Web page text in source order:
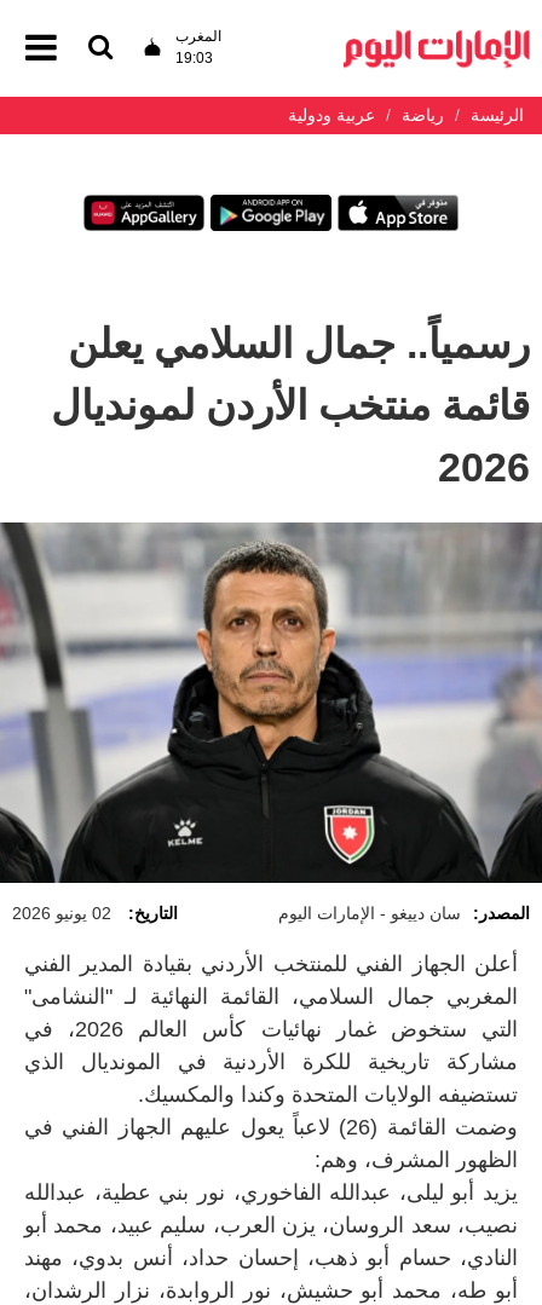
المغرب
19:03
الرئيسة رياضة عربية ودولية
رسمياً.. جمال السلامي يعلن
قائمة منتخب الأردن لمونديال
2026
المصدر: سان دييغو - الإمارات اليوم التاريخ: 02 يونيو 2026
أعلن الجهاز الفني للمنتخب الأردني بقيادة المدير الفني
المغربي جمال السلامي، القائمة النهائية لـ "النشامى"
التي ستخوض غمار نهائيات كأس العالم 2026، في
مشاركة تاريخية للكرة الأردنية في المونديال الذي
تستضيفه الولايات المتحدة وكندا والمكسيك.
وضمت القائمة (26) لاعباً يعول عليهم الجهاز الفني في
الظهور المشرف، وهم:
يزيد أبو ليلى، عبدالله الفاخوري، نور بني عطية، عبدالله
نصيب، سعد الروسان، يزن العرب، سليم عبيد، محمد أبو
النادي، حسام أبو ذهب، إحسان حداد، أنس بدوي، مهند
أبو طه، محمد أبو حشيش، نور الروابدة، نزار الرشدان،